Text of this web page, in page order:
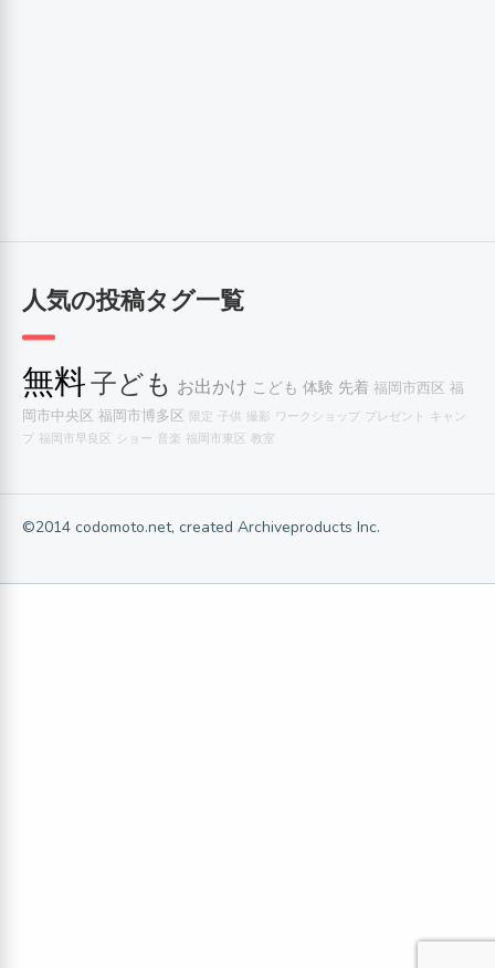
人気の投稿タグ一覧
無料子ども お出かけ こども 体験 先着 福岡市西区 福
岡市中央区 福岡市博多区 限定 子供 撮影 ワークショップ プレゼント キャン
プ 福岡市早良区 ショー 音楽 福岡市東区 教室
©2014 codomoto.net, created Archiveproducts Inc.